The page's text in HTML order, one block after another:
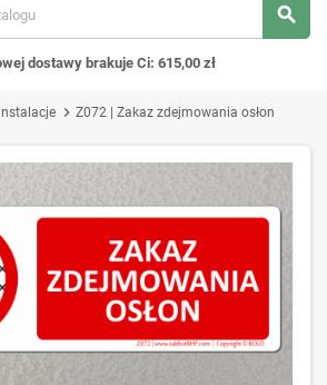
search
dostawy brakuje Ci: 615,00 zł
chevron_right Z072 | Zakaz zdejmowania osłon